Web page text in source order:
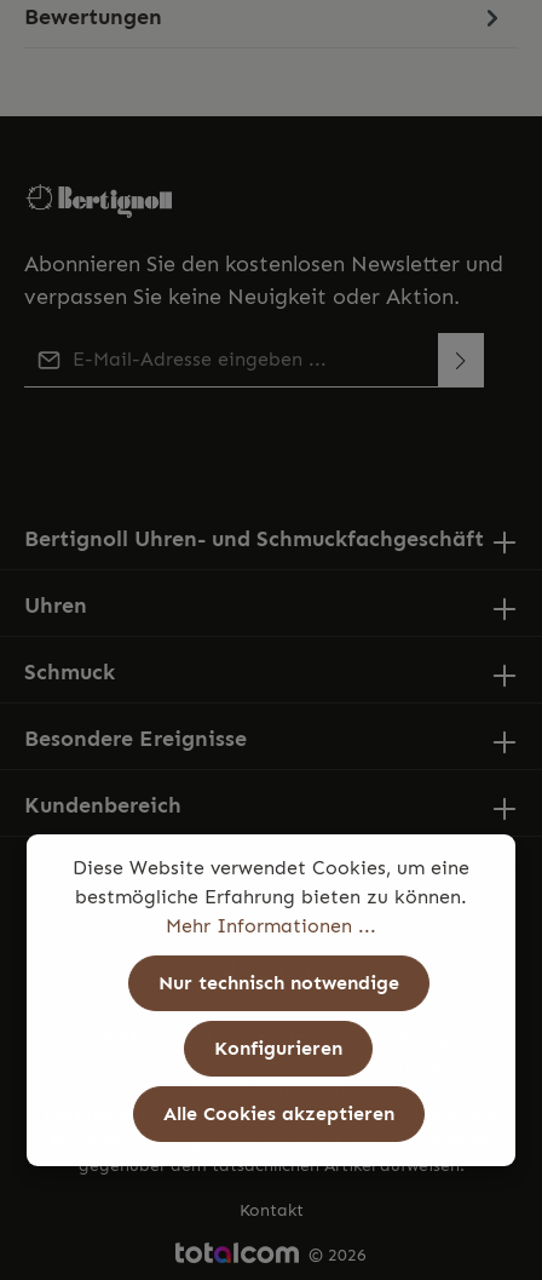
Bewertungen
Abonnieren Sie den kostenlosen Newsletter und
verpassen Sie keine Neuigkeit oder Aktion.
E-Mail-Adresse*
Bertignoll Uhren- und Schmuckfachgeschäft
Uhren
Schmuck
Besondere Ereignisse
Kundenbereich
* Alle Preise inkl. gesetzl. Mehrwertsteuer zzgl.
und ggf. Nachnahmegebühren, wenn nicht
anders angegeben.
Die Produktfotos können aufgrund von Beleuchtung und
Monitoreinstellungen geringfügige Farbabweichungen
gegenüber dem tatsächlichen Artikel aufweisen.
© 2026
Kontakt
Diese Website verwendet Cookies, um eine
bestmögliche Erfahrung bieten zu können.
Mehr Informationen ...
Nur technisch notwendige
Konfigurieren
Alle Cookies akzeptieren